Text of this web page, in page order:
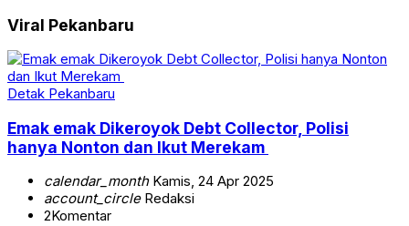
Viral Pekanbaru
Detak Pekanbaru
Emak emak Dikeroyok Debt Collector, Polisi
hanya Nonton dan Ikut Merekam
calendar_monthKamis, 24 Apr 2025
account_circleRedaksi
2Komentar